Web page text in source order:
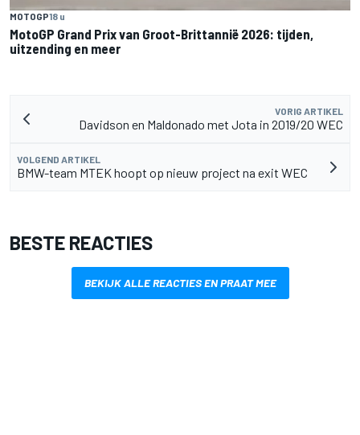
MOTOGP18 u
MotoGP Grand Prix van Groot-Brittannië 2026: tijden,
uitzending en meer
VORIG ARTIKEL
Davidson en Maldonado met Jota in 2019/20 WEC
VOLGEND ARTIKEL
BMW-team MTEK hoopt op nieuw project na exit WEC
BESTE REACTIES
BEKIJK ALLE REACTIES EN PRAAT MEE